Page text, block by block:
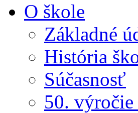
O škole
Základné
História
Súčasnosť
50.